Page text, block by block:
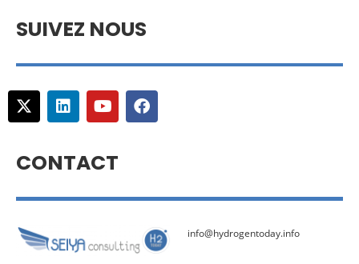
SUIVEZ NOUS
CONTACT
info@hydrogentoday.info